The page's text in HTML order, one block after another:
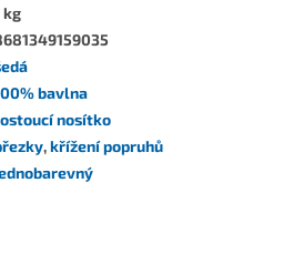
kg
bavlna
nosítko
,křížení popruhů